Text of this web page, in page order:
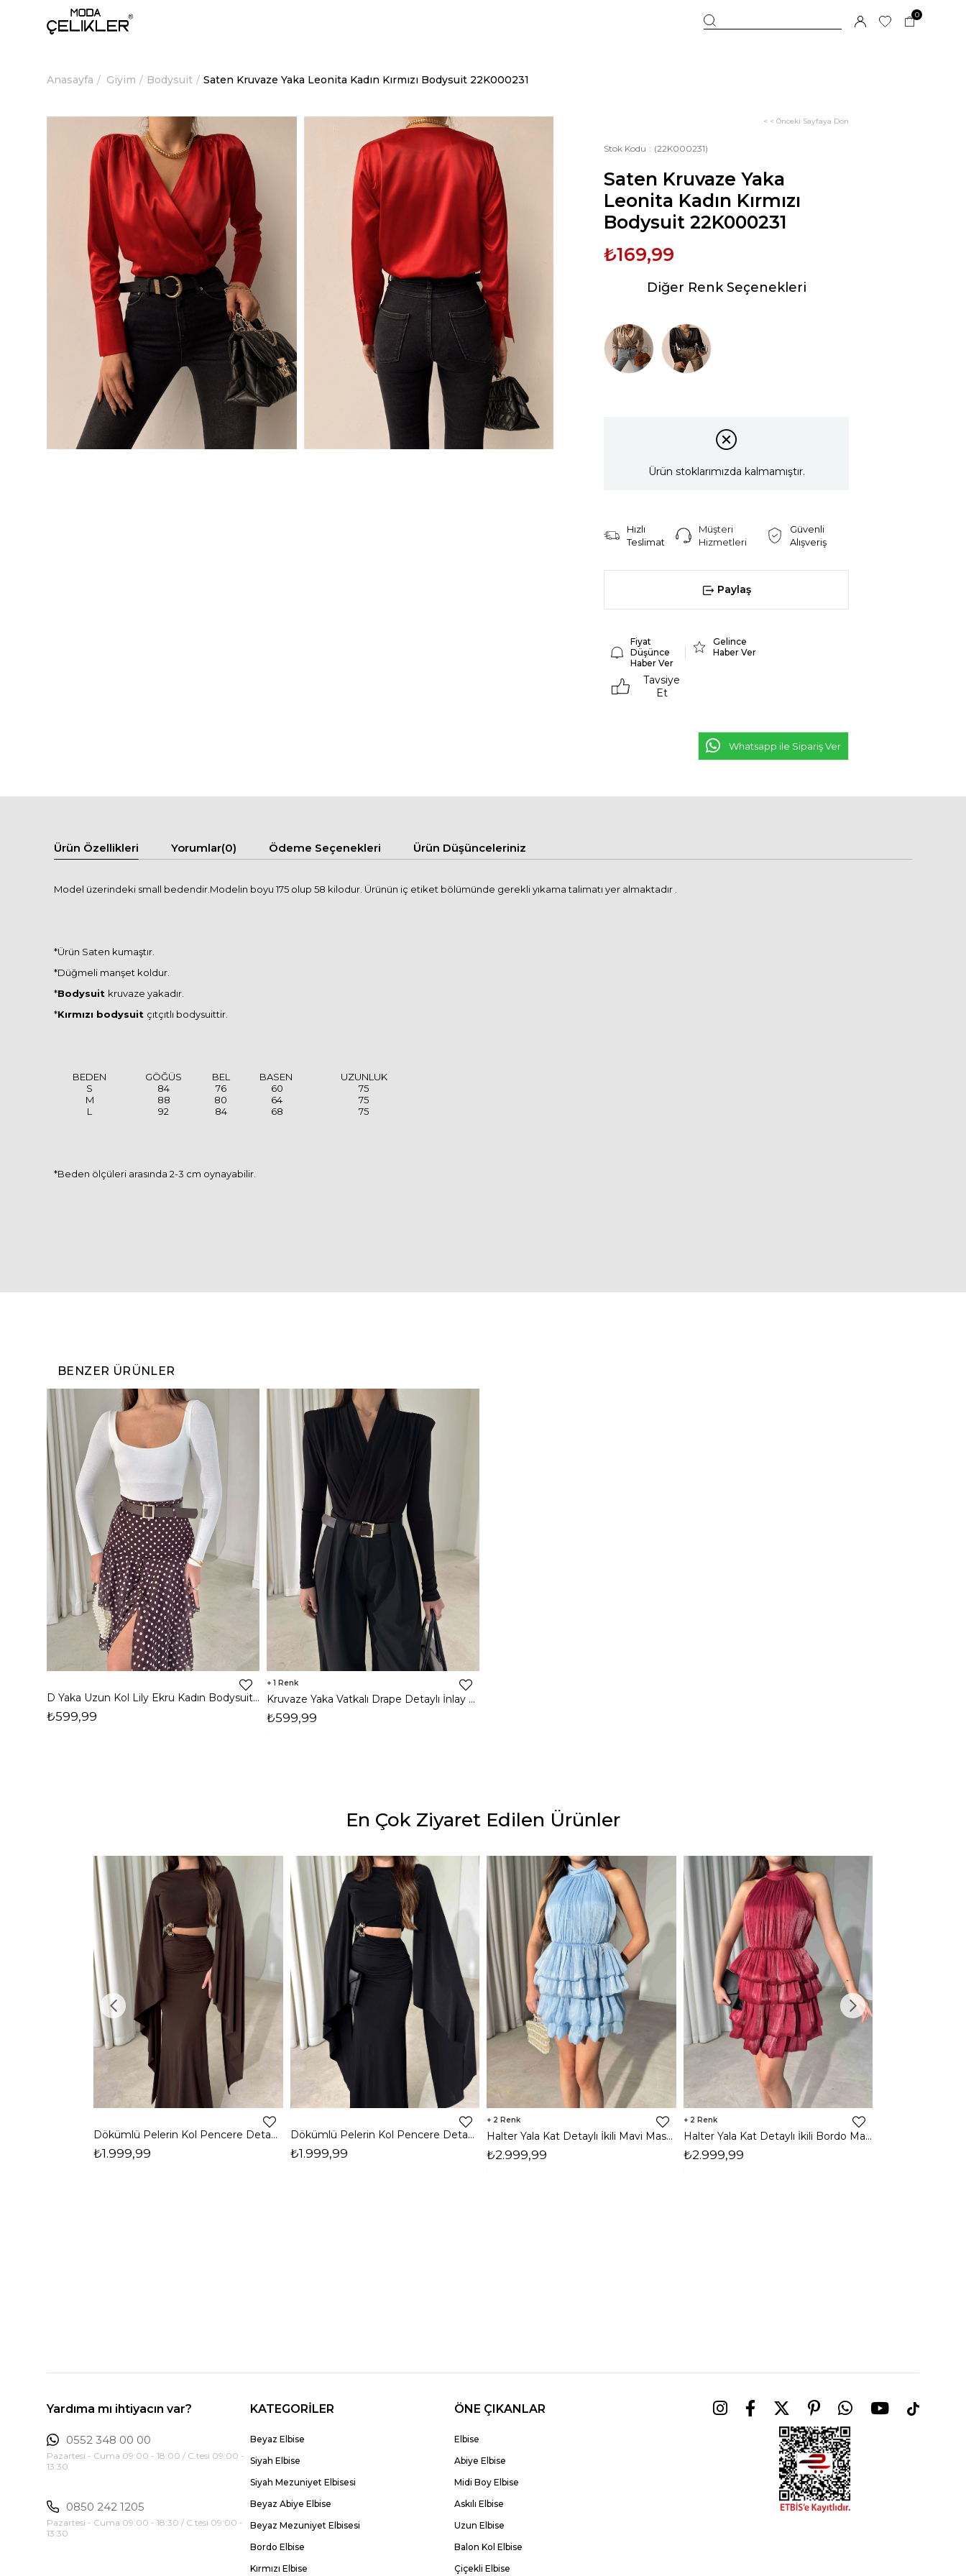
0
Anasayfa Giyim Bodysuit Saten Kruvaze Yaka Leonita Kadın Kırmızı Bodysuit 22K000231
< < Önceki Sayfaya Dön
Stok Kodu (22K000231)
Saten Kruvaze Yaka
Leonita Kadın Kırmızı
Bodysuit 22K000231
₺169,99
Diğer Renk Seçenekleri
Tükendi Tükendi
Ürün stoklarımızda kalmamıştır.
Hızlı
Teslimat
Müşteri
Hizmetleri
Güvenli
Alışveriş
Paylaş
Fiyat
Düşünce
Haber Ver
Gelince
Haber Ver
Tavsiye
Et
Whatsapp ile Sipariş Ver
Ürün Özellikleri Yorumlar(0) Ödeme Seçenekleri Ürün Düşünceleriniz
Model üzerindeki small bedendir.Modelin boyu 175 olup 58 kilodur. Ürünün iç etiket bölümünde gerekli yıkama talimatı yer almaktadır .
*Ürün Saten kumaştır.
*Düğmeli manşet koldur.
*Bodysuit kruvaze yakadır.
*Kırmızı bodysuit çıtçıtlı bodysuittir.
BEDEN GÖĞÜS BEL BASEN
UZUNLUK
S
84 76 60
75
M
88 80 64
75
L
92 84 68 75
*Beden ölçüleri arasında 2-3 cm oynayabilir.
BENZER ÜRÜNLER
D Yaka Uzun Kol Lily Ekru Kadın Bodysuit 26K398
₺599,99
1
Kruvaze Yaka Vatkalı Drape Detaylı İnlay Siyah Kadın Bodysuit 26K411
₺599,99
En Çok Ziyaret Edilen Ürünler
Dökümlü Pelerin Kol Pencere Detaylı Maxi Kahverengi Arlev Kadın Elbise 26Y511
₺1.999,99
Dökümlü Pelerin Kol Pencere Detaylı Maxi Siyah Arlev Kadın Elbise 26Y511
₺1.999,99
2
Halter Yala Kat Detaylı İkili Mavi Maso Kadın Takım 26Y505
₺2.999,99
2
Halter Yala Kat Detaylı İkili Bordo Maso Kadın Takım 26Y505
₺2.999,99
Yardıma mı ihtiyacın var?
0552 348 00 00
Pazartesi - Cuma 09:00 - 18:00 / C.tesi 09:00 -
13:30
0850 242 1205
Pazartesi - Cuma 09:00 - 18:30 / C.tesi 09:00 -
13:30
KATEGORİLER
Beyaz Elbise
Siyah Elbise
Siyah Mezuniyet Elbisesi
Beyaz Abiye Elbise
Beyaz Mezuniyet Elbisesi
Bordo Elbise
Kırmızı Elbise
ÖNE ÇIKANLAR
Elbise
Abiye Elbise
Midi Boy Elbise
Askılı Elbise
Uzun Elbise
Balon Kol Elbise
Çiçekli Elbise